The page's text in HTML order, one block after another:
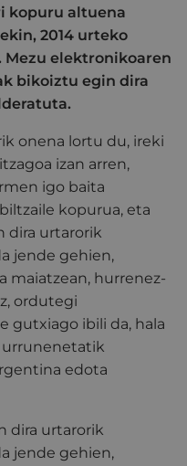
kopuru altuena
2014 urteko
Mezu elektronikoaren
bikoiztu egin dira
onena lortu du, ireki
izan arren,
igo baita
kopurua, eta
dira urtarorik
jende gehien,
maiatzean, hurrenez-
ordutegi
gutxiago ibili da, hala
urrunenetatik
edota
dira urtarorik
jende gehien,